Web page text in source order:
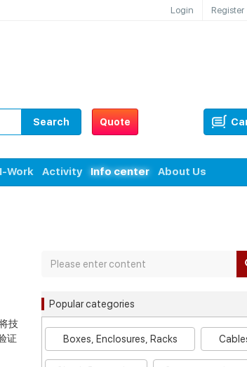
Login Register
Quote
Search
I-Work Activity Info center About Us
技
证
Popular categories
Boxes, Enclosures, Racks